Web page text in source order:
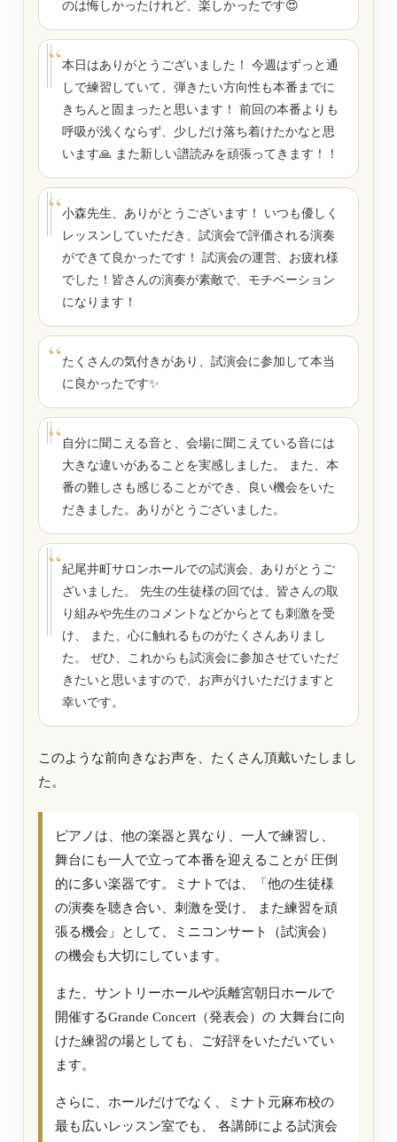
のは悔しかったけれど、楽しかったです😍
本日はありがとうございました！ 今週はずっと通
しで練習していて、弾きたい方向性も本番までに
きちんと固まったと思います！ 前回の本番よりも
呼吸が浅くならず、少しだけ落ち着けたかなと思
います🙏 また新しい譜読みを頑張ってきます！！
小森先生、ありがとうございます！ いつも優しく
レッスンしていただき、試演会で評価される演奏
ができて良かったです！ 試演会の運営、お疲れ様
でした！皆さんの演奏が素敵で、モチベーション
になります！
たくさんの気付きがあり、試演会に参加して本当
に良かったです✨
自分に聞こえる音と、会場に聞こえている音には
大きな違いがあることを実感しました。 また、本
番の難しさも感じることができ、良い機会をいた
だきました。ありがとうございました。
紀尾井町サロンホールでの試演会、ありがとうご
ざいました。 先生の生徒様の回では、皆さんの取
り組みや先生のコメントなどからとても刺激を受
け、 また、心に触れるものがたくさんありまし
た。 ぜひ、これからも試演会に参加させていただ
きたいと思いますので、お声がけいただけますと
幸いです。
このような前向きなお声を、たくさん頂戴いたしまし
た。
ピアノは、他の楽器と異なり、一人で練習し、
舞台にも一人で立って本番を迎えることが 圧倒
的に多い楽器です。ミナトでは、「他の生徒様
の演奏を聴き合い、刺激を受け、 また練習を頑
張る機会」として、ミニコンサート（試演会）
の機会も大切にしています。
また、サントリーホールや浜離宮朝日ホールで
開催するGrande Concert（発表会）の 大舞台に向
けた練習の場としても、ご好評をいただいてい
ます。
さらに、ホールだけでなく、ミナト元麻布校の
最も広いレッスン室でも、 各講師による試演会